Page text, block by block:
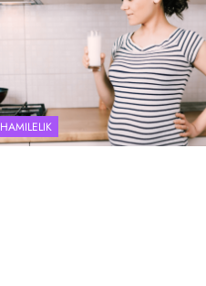
HAMILELIK